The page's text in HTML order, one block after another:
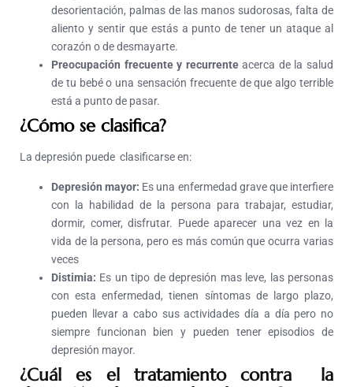
desorientación, palmas de las manos sudorosas, falta de
aliento y sentir que estás a punto de tener un ataque al
corazón o de desmayarte.
Preocupación frecuente y recurrenteacerca de la salud
de tu bebé o una sensación frecuente de que algo terrible
está a punto de pasar.
¿Cómo se clasifica?
La depresión puede clasificarse en:
Depresión mayor: Es una enfermedad grave que interfiere
con la habilidad de la persona para trabajar, estudiar,
dormir, comer, disfrutar. Puede aparecer una vez en la
vida de la persona, pero es más común que ocurra varias
veces
Distimia: Es un tipo de depresión mas leve, las personas
con esta enfermedad, tienen síntomas de largo plazo,
pueden llevar a cabo sus actividades día a día pero no
siempre funcionan bien y pueden tener episodios de
depresión mayor.
¿Cuál es el tratamiento contra la